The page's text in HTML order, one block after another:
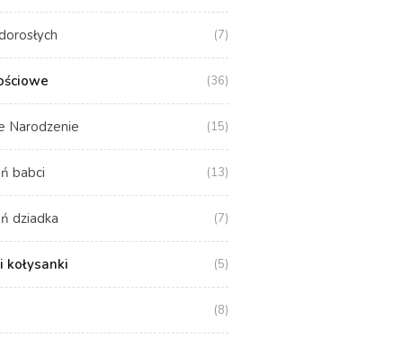
(7)
(36)
Narodzenie (15)
babci (13)
dziadka (7)
kołysanki (5)
(8)